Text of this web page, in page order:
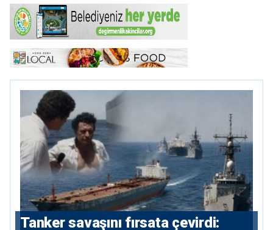
Tanker savaşını fırsata çevirdi: